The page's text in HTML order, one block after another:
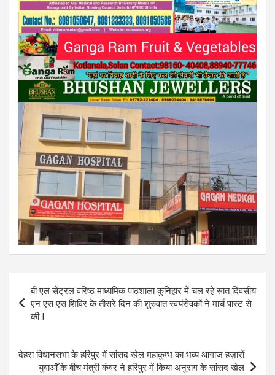
navigation
बी एल सेंट्रल वरिष्ठ माध्यमिक पाठशाला कुनिहार में चल रहे सात दिवसीय
एन एस एस शिविर के तीसरे दिन की शुरुवात स्वयंसेवकों ने मार्च पास्ट से
की I
देहरा विधानसभा के हरिपुर में सांसद खेल महाकुम्भ का भव्य आगाज हज़ारों
युवाओँ के बीच मंत्री कंवर ने हरिपुर में किया अनुराग के सांसद खेल